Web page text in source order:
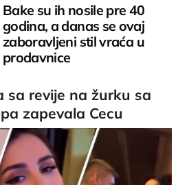
Bake su ih nosile pre 40
godina, a danas se ovaj
zaboravljeni stil vraća u
prodavnice
sa revije na žurku sa
zapevala Cecu